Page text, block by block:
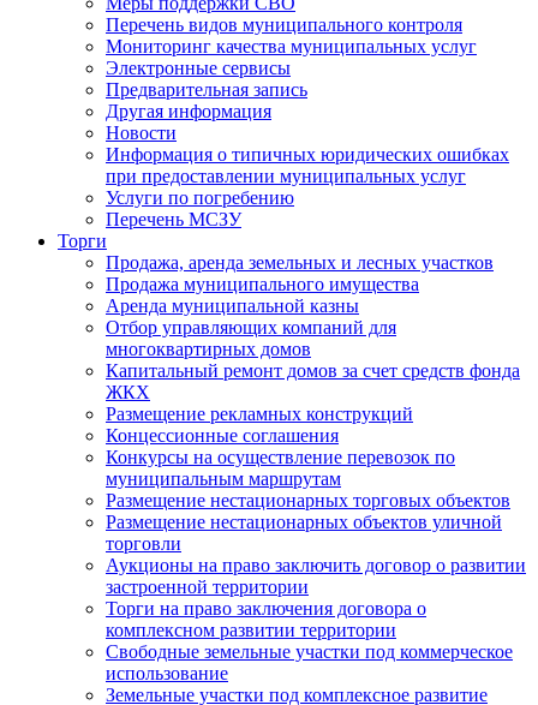
Перечень видов муниципального контроля
Мониторинг качества муниципальных услуг
Электронные сервисы
Предварительная запись
Другая информация
Новости
Информация о типичных юридических ошибках
при предоставлении муниципальных услуг
Услуги по погребению
Перечень МСЗУ
Торги
Продажа, аренда земельных и лесных участков
Продажа муниципального имущества
Аренда муниципальной казны
Отбор управляющих компаний для
многоквартирных домов
Капитальный ремонт домов за счет средств фонда
ЖКХ
Размещение рекламных конструкций
Концессионные соглашения
Конкурсы на осуществление перевозок по
муниципальным маршрутам
Размещение нестационарных торговых объектов
Размещение нестационарных объектов уличной
торговли
Аукционы на право заключить договор о развитии
застроенной территории
Торги на право заключения договора о
комплексном развитии территории
Свободные земельные участки под коммерческое
использование
Земельные участки под комплексное развитие